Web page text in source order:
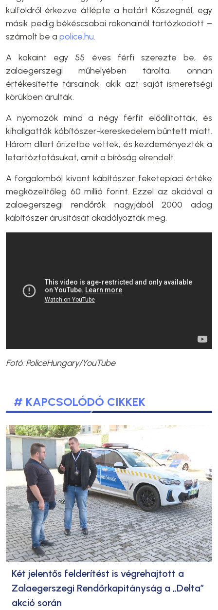
külföldről érkezve átlépte a határt Kőszegnél, egy
másik pedig békéscsabai rokonainál tartózkodott –
számolt be a police.hu.
A kokaint egy 55 éves férfi szerezte be, és
zalaegerszegi műhelyében tárolta, onnan
értékesítette társainak, akik azt saját ismeretségi
körükben árulták.
A nyomozók mind a négy férfit előállították, és
kihallgatták kábítószer-kereskedelem bűntett miatt.
Három dílert őrizetbe vettek, és kezdeményezték a
letartóztatásukat, amit a bíróság elrendelt.
A forgalomból kivont kábítószer feketepiaci értéke
megközelítőleg 60 millió forint. Ezzel az akcióval a
zalaegerszegi rendőrök nagyjából 2000 adag
kábítószer árusítását akadályozták meg.
Fotó: PoliceHungary/YouTube
# KAPCSOLÓDÓ CIKKEK
Két jelentős felderítést is végrehajtott a
Zalaegerszegi Rendőrkapitányság a „Delta”
akció során